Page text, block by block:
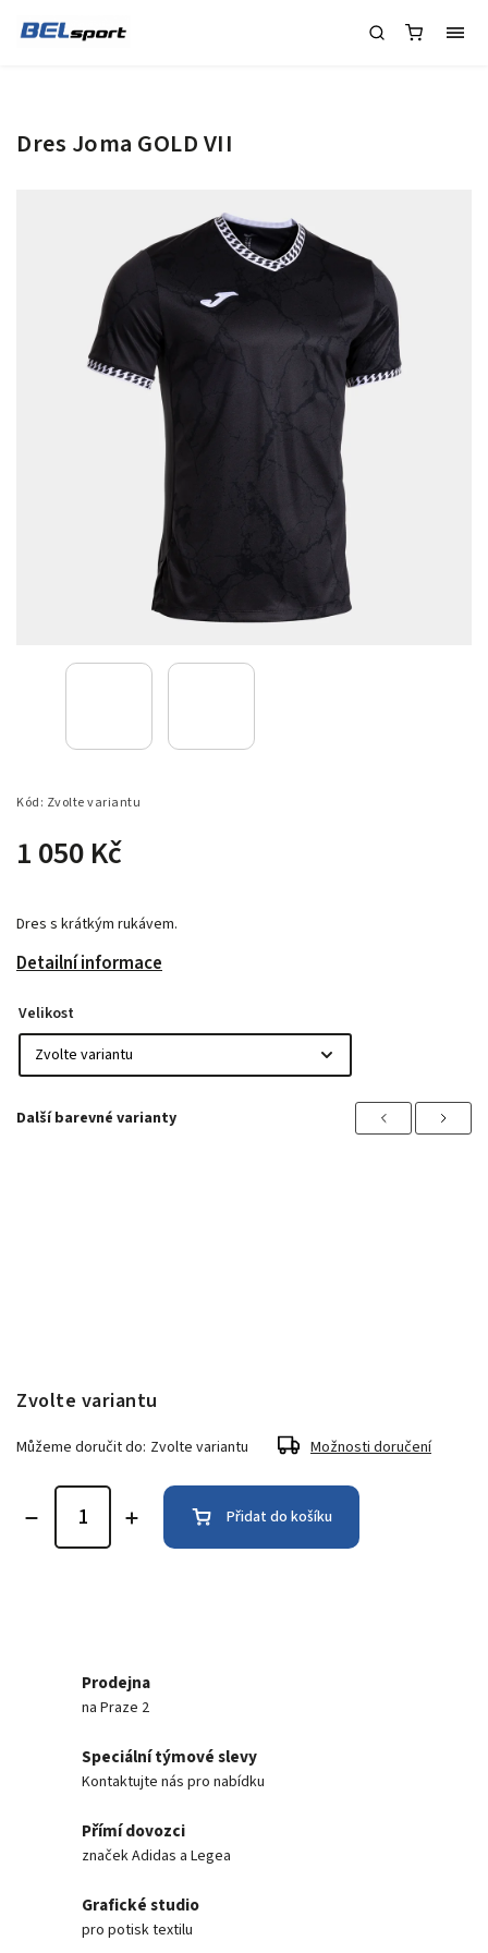
Dres Joma GOLD VII
Kód: Zvolte variantu
1 050 Kč
Dres s krátkým rukávem.
Detailní informace
Velikost
Previous Next
Zvolte variantu
Můžeme doručit do: Zvolte variantu Možnosti doručení
Přidat do košíku
Prodejna
na Praze 2
Speciální týmové slevy
Kontaktujte nás pro nabídku
Přímí dovozci
značek Adidas a Legea
Grafické studio
pro potisk textilu